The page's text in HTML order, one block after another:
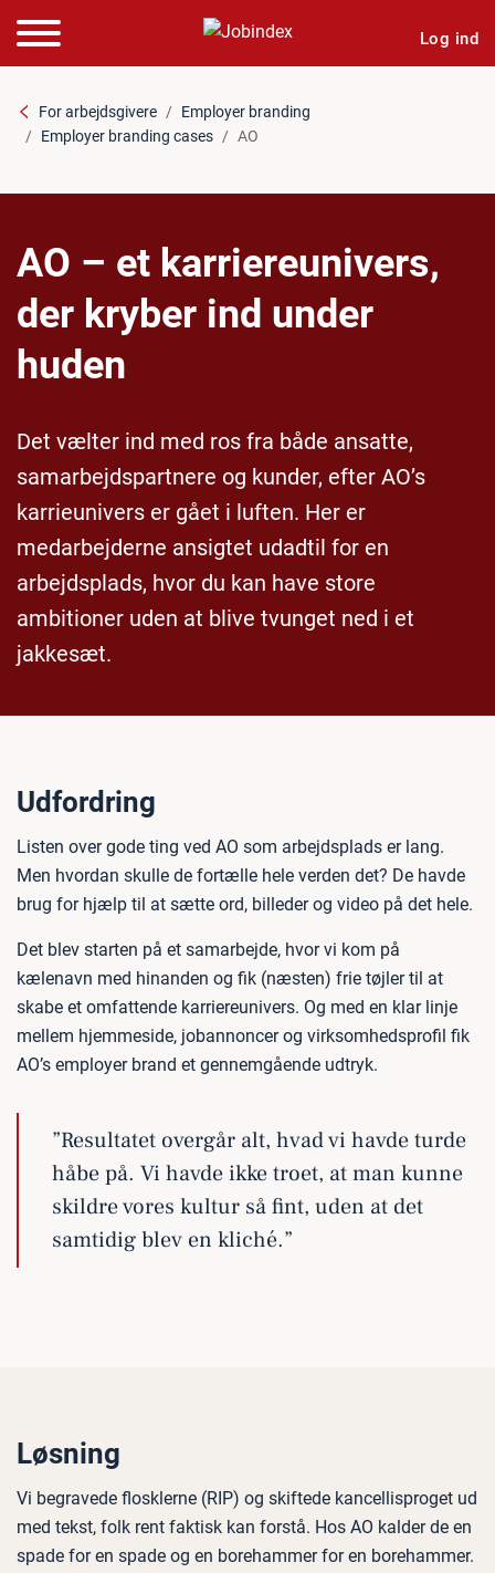
Log ind
For arbejdsgivere
Employer branding
Employer branding cases
AO
AO – et karriereunivers,
der kryber ind under
huden
Det vælter ind med ros fra både ansatte,
samarbejdspartnere og kunder, efter AO’s
karrieunivers er gået i luften. Her er
medarbejderne ansigtet udadtil for en
arbejdsplads, hvor du kan have store
ambitioner uden at blive tvunget ned i et
jakkesæt.
Udfordring
Listen over gode ting ved AO som arbejdsplads er lang.
Men hvordan skulle de fortælle hele verden det? De havde
brug for hjælp til at sætte ord, billeder og video på det hele.
Det blev starten på et samarbejde, hvor vi kom på
kælenavn med hinanden og fik (næsten) frie tøjler til at
skabe et omfattende karriereunivers. Og med en klar linje
mellem hjemmeside, jobannoncer og virksomhedsprofil fik
AO’s employer brand et gennemgående udtryk.
”Resultatet overgår alt, hvad vi havde turde
håbe på. Vi havde ikke troet, at man kunne
skildre vores kultur så fint, uden at det
samtidig blev en kliché.”
Løsning
Vi begravede flosklerne (RIP) og skiftede kancellisproget ud
med tekst, folk rent faktisk kan forstå. Hos AO kalder de en
spade for en spade og en borehammer for en borehammer.